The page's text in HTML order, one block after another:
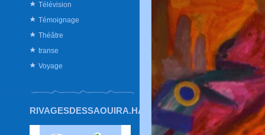
Télévision
Témoignage
Théâtre
transe
Voyage
RIVAGESDESSAOUIRA.HAUTETFORT.COM